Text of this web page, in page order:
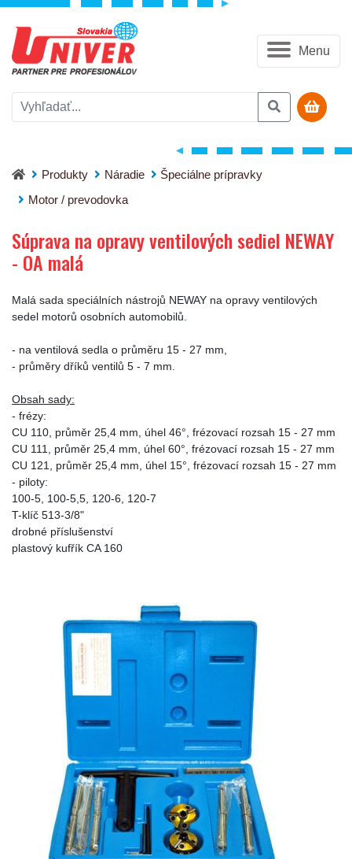
Menu
Produkty Náradie
Špeciálne prípravky
Motor / prevodovka
Súprava na opravy ventilových sediel NEWAY - OA malá
Súprava na opravy ventilových sediel NEWAY
- OA malá
Malá sada speciálních nástrojů NEWAY na opravy ventilových
sedel motorů osobních automobilů.
- na ventilová sedla o průměru 15 - 27 mm,
- průměry dříků ventilů 5 - 7 mm.
Obsah sady:
- frézy:
CU 110, průměr 25,4 mm, úhel 46°, frézovací rozsah 15 - 27 mm
CU 111, průměr 25,4 mm, úhel 60°, frézovací rozsah 15 - 27 mm
CU 121, průměr 25,4 mm, úhel 15°, frézovací rozsah 15 - 27 mm
- piloty:
100-5, 100-5,5, 120-6, 120-7
T-klíč 513-3/8"
drobné příslušenství
plastový kufřík CA 160